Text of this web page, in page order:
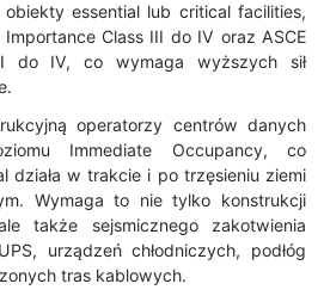
essential lub critical facilities,
Class III do IV oraz ASCE
do IV, co wymaga wyższych sił
operatorzy centrów danych
Immediate Occupancy, co
działa w trakcie i po trzęsieniu ziemi
Wymaga to nie tylko konstrukcji
także sejsmicznego zakotwienia
urządzeń chłodniczych, podłóg
tras kablowych.